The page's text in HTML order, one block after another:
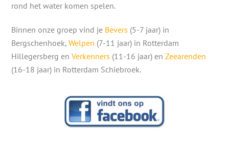
rond het water komen spelen.
Binnen onze groep vind je Bevers (5-7 jaar) in
Bergschenhoek,Welpen (7-11 jaar) in Rotterdam
Hillegersberg enVerkenners (11-16 jaar) enZeearenden
(16-18 jaar) in Rotterdam Schiebroek.